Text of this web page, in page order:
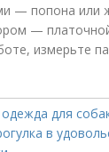
— попона или
—
измерьте